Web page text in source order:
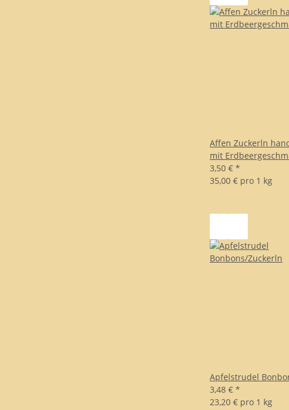
Affen Zuckerln
mit
3,50 € *
35,00 € pro 1 kg
Apfelstrudel
3,48 € *
23,20 € pro 1 kg